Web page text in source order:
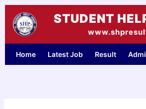
Skip
content
STUDENT
Home Latest Job Result